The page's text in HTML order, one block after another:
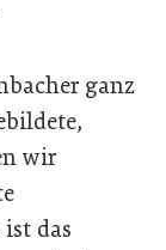
ganz
wir
das